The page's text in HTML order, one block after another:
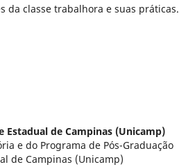
da classe trabalhora e suas práticas.
Estadual de Campinas (Unicamp)
e do Programa de Pós-Graduação
de Campinas (Unicamp)